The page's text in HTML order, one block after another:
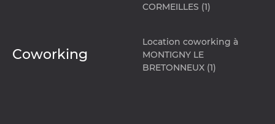
CORMEILLES (1)
Coworking
Location coworking à
MONTIGNY LE
BRETONNEUX (1)